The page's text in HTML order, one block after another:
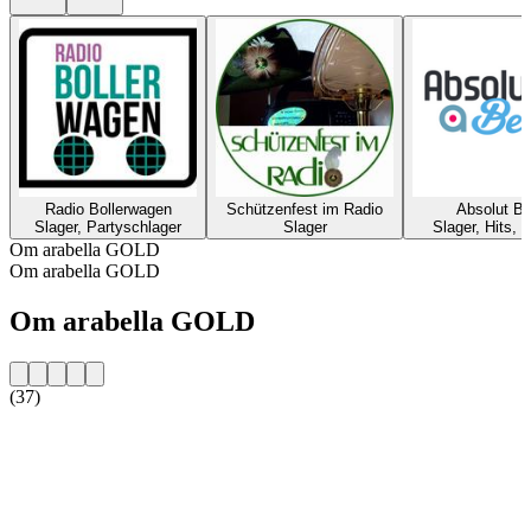
Radio Bollerwagen
Slager, Partyschlager
Schützenfest im Radio
Slager
Absolut
Slager, Hits,
Om arabella GOLD
Om arabella GOLD
Om arabella GOLD
(37)